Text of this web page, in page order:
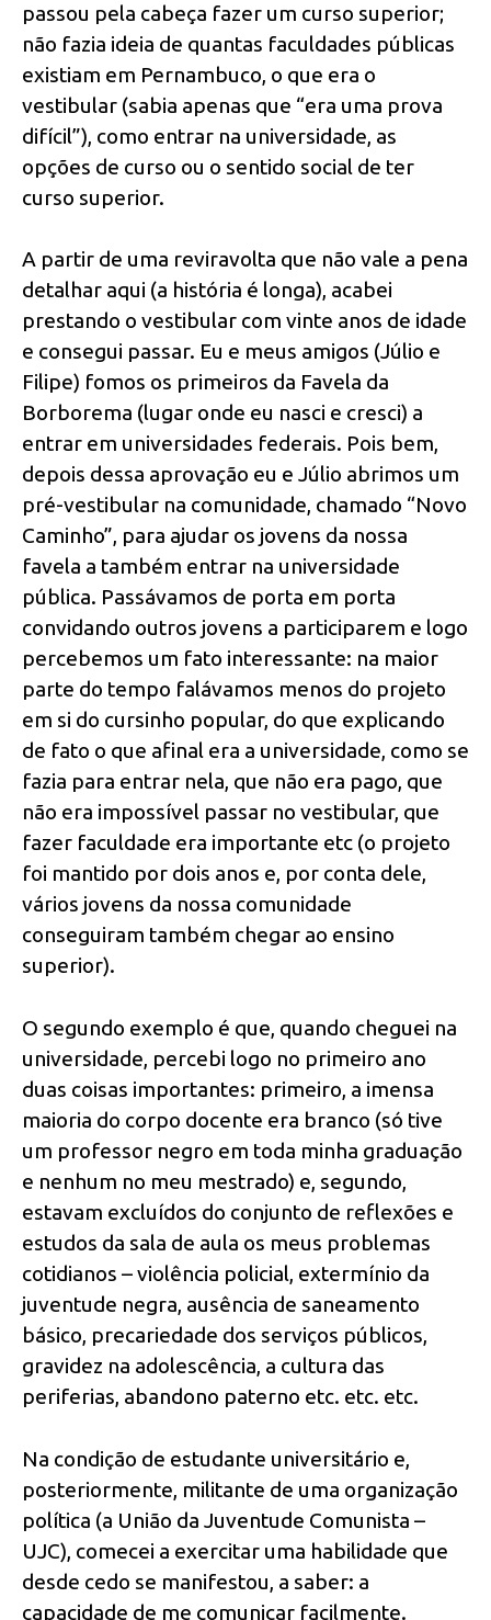
passou pela cabeça fazer um curso superior;
não fazia ideia de quantas faculdades públicas
existiam em Pernambuco, o que era o
vestibular (sabia apenas que “era uma prova
difícil”), como entrar na universidade, as
opções de curso ou o sentido social de ter
curso superior.
A partir de uma reviravolta que não vale a pena
detalhar aqui (a história é longa), acabei
prestando o vestibular com vinte anos de idade
e consegui passar. Eu e meus amigos (Júlio e
Filipe) fomos os primeiros da Favela da
Borborema (lugar onde eu nasci e cresci) a
entrar em universidades federais. Pois bem,
depois dessa aprovação eu e Júlio abrimos um
pré-vestibular na comunidade, chamado “Novo
Caminho”, para ajudar os jovens da nossa
favela a também entrar na universidade
pública. Passávamos de porta em porta
convidando outros jovens a participarem e logo
percebemos um fato interessante: na maior
parte do tempo falávamos menos do projeto
em si do cursinho popular, do que explicando
de fato o que afinal era a universidade, como se
fazia para entrar nela, que não era pago, que
não era impossível passar no vestibular, que
fazer faculdade era importante etc (o projeto
foi mantido por dois anos e, por conta dele,
vários jovens da nossa comunidade
conseguiram também chegar ao ensino
superior).
O segundo exemplo é que, quando cheguei na
universidade, percebi logo no primeiro ano
duas coisas importantes: primeiro, a imensa
maioria do corpo docente era branco (só tive
um professor negro em toda minha graduação
e nenhum no meu mestrado) e, segundo,
estavam excluídos do conjunto de reflexões e
estudos da sala de aula os meus problemas
cotidianos – violência policial, extermínio da
juventude negra, ausência de saneamento
básico, precariedade dos serviços públicos,
gravidez na adolescência, a cultura das
periferias, abandono paterno etc. etc. etc.
Na condição de estudante universitário e,
posteriormente, militante de uma organização
política (a União da Juventude Comunista –
UJC), comecei a exercitar uma habilidade que
desde cedo se manifestou, a saber: a
capacidade de me comunicar facilmente.